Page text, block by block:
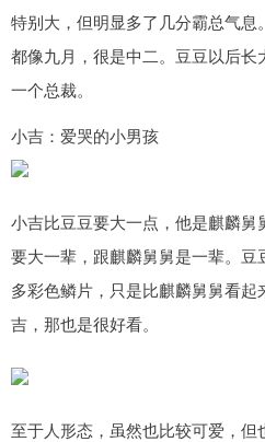
特别大，但明显多了几分霸总气
都像九月，很是中二。豆豆以后
一个总裁。
小吉：爱哭的小男孩
小吉比豆豆要大一点，他是麒麟
要大一辈，跟麒麟舅舅是一辈。
多彩色鳞片，只是比麒麟舅舅看
吉，那也是很好看。
至于人形态，虽然也比较可爱，